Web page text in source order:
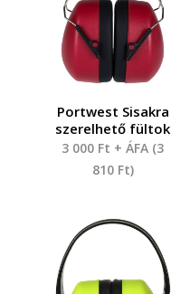
Portwest Sisakra
szerelhető fültok
3 000 Ft + ÁFA (3
810 Ft)